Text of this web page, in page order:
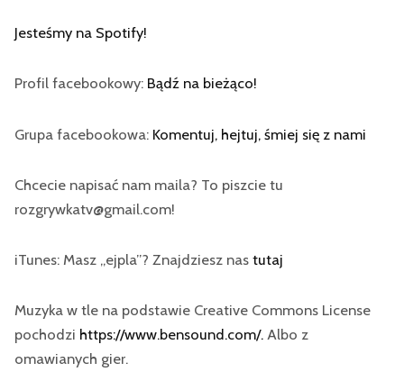
Jesteśmy na Spotify!
Profil facebookowy: Bądź na bieżąco!
Grupa facebookowa: Komentuj, hejtuj, śmiej się z nami
Chcecie napisać nam maila? To piszcie tu
rozgrywkatv@gmail.com!
iTunes: Masz „ejpla”? Znajdziesz nas tutaj
Muzyka w tle na podstawie Creative Commons License
pochodzi https://www.bensound.com/. Albo z
omawianych gier.